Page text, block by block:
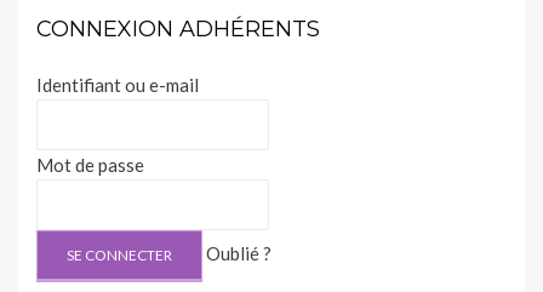
CONNEXION ADHÉRENTS
Identifiant ou e-mail
Mot de passe
Oublié ?